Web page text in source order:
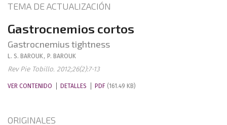
TEMA DE ACTUALIZACIÓN
Gastrocnemios cortos
Gastrocnemius tightness
L. S. BAROUK, P. BAROUK
Rev Pie Tobillo. 2012;26(2):7-13
VER CONTENIDO DETALLES PDF (161.49 KB)
ORIGINALES